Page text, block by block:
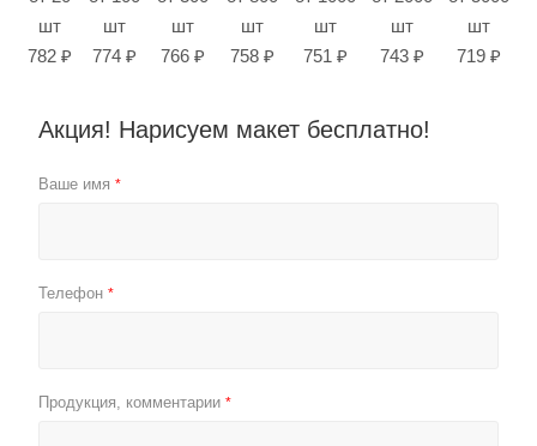
шт
782 ₽
шт
774 ₽
шт
766 ₽
шт
758 ₽
шт
751 ₽
шт
743 ₽
шт
719 ₽
Акция! Нарисуем макет бесплатно!
Ваше имя *
Телефон *
Продукция, комментарии *